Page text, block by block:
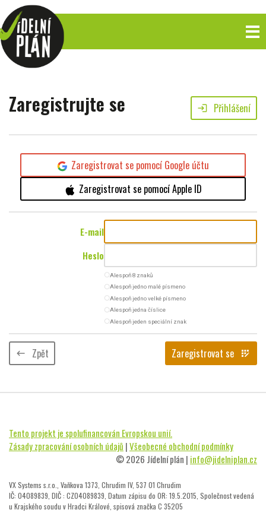
Zaregistrujte se login Přihlášení
Zaregistrovat se pomocí Google účtu
Zaregistrovat se pomocí Apple ID
E-mail
Heslo
radio_button_uncheckedAlespoň 8 znaků
radio_button_uncheckedAlespoň jedno malé písmeno
radio_button_uncheckedAlespoň jedno velké písmeno
radio_button_uncheckedAlespoň jedna číslice
radio_button_uncheckedAlespoň jeden speciální znak
keyboard_backspace Zpět Zaregistrovat se app_registration
Tento projekt je spolufinancován Evropskou unií.
Zásady zpracování osobních údajů |Všeobecné obchodní podmínky
© 2026 Jídelní plán | info@jidelniplan.cz
VX Systems s.r.o., Vaňkova 1373, Chrudim IV, 537 01 Chrudim
IČ: 04089839, DIČ : CZ04089839, Datum zápisu do OR: 19.5.2015, Společnost vedená
u Krajského soudu v Hradci Králové, spisová značka C 35205